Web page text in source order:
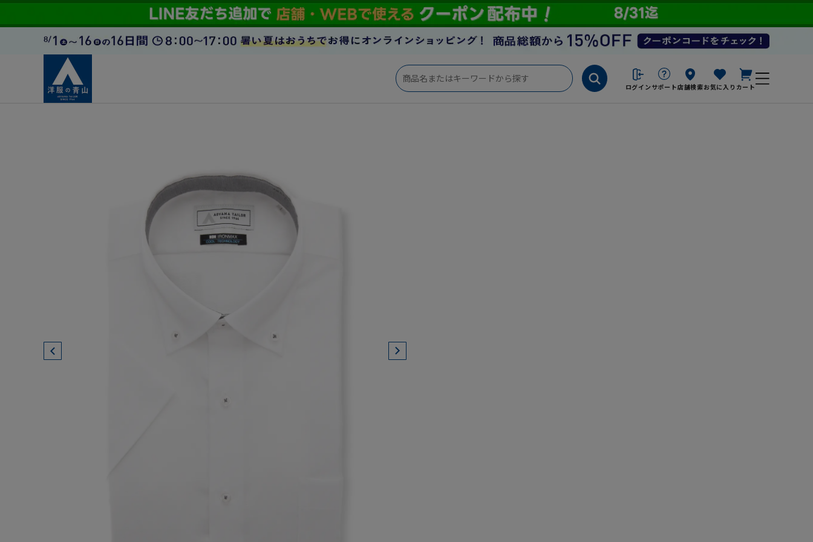
ログイン サポート店舗検索お気に入り カート